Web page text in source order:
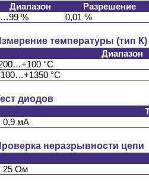
Диапазон
Разрешение
%
0,01 %
температуры (тип К)
Диапазон
°С
°С
диодов
0,9 мА
неразрывности цепи
25 Ом